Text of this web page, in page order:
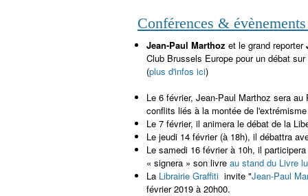
Conférences &
Jean-Paul Marthoz et le grand reporter
Club Brussels Europe pour un débat
(plus d'infos ici)
Le 6 février, Jean-Paul Marthoz sera
conflits liés à la montée de l'extrémisme
Le 7 février, il animera le débat de la
Le jeudi 14 février (à 18h), il débattra
Le samedi 16 février à 10h, il
« signera » son livre au stand du Livre
La Librairie Graffiti invite "Jean-Paul
février 2019 à 20h00.